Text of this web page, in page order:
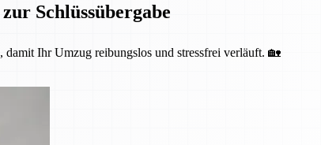
Schlüssübergabe
damit Ihr Umzug reibungslos und stressfrei verläuft. 🏡